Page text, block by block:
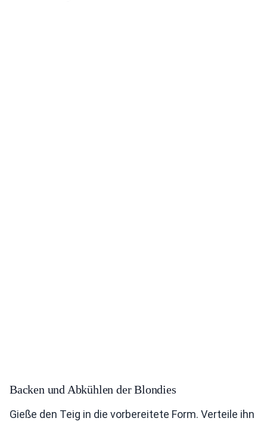
Backen und Abkühlen der Blondies
Gieße den Teig in die vorbereitete Form. Verteile ihn